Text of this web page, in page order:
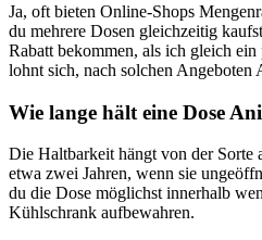
Ja, oft bieten Online-Shops
du mehrere Dosen gleichzeitig
Rabatt bekommen, als⁣ ich gleich ein
lohnt sich, nach⁤ solchen Angeboten
Wie lange⁤ hält eine Dose
Die Haltbarkeit hängt von ‌der⁢ Sorte⁤
etwa zwei Jahren, wenn ⁢sie
du die Dose möglichst innerhalb
‌Kühlschrank aufbewahren.